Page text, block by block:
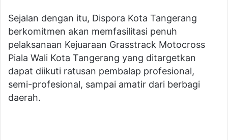
Sejalan dengan itu, Dispora Kota Tangerang
berkomitmen akan memfasilitasi penuh
pelaksanaan Kejuaraan Grasstrack Motocross
Piala Wali Kota Tangerang yang ditargetkan
dapat diikuti ratusan pembalap profesional,
semi-profesional, sampai amatir dari berbagi
daerah.